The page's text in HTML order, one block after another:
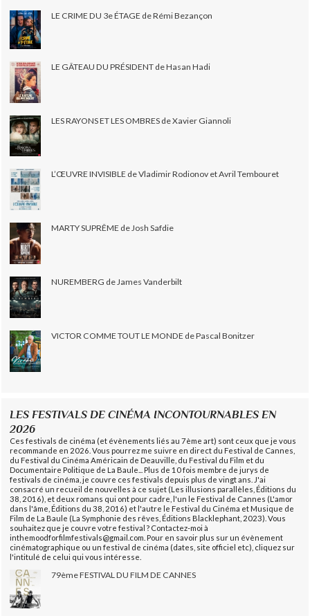
LE CRIME DU 3e ÉTAGE de Rémi Bezançon
LE GÂTEAU DU PRÉSIDENT de Hasan Hadi
LES RAYONS ET LES OMBRES de Xavier Giannoli
L’ŒUVRE INVISIBLE de Vladimir Rodionov et Avril Tembouret
MARTY SUPRÊME de Josh Safdie
NUREMBERG de James Vanderbilt
VICTOR COMME TOUT LE MONDE de Pascal Bonitzer
LES FESTIVALS DE CINÉMA INCONTOURNABLES EN
2026
Ces festivals de cinéma (et évènements liés au 7ème art) sont ceux que je vous
recommande en 2026. Vous pourrez me suivre en direct du Festival de Cannes,
du Festival du Cinéma Américain de Deauville, du Festival du Film et du
Documentaire Politique de La Baule... Plus de 10 fois membre de jurys de
festivals de cinéma, je couvre ces festivals depuis plus de vingt ans. J'ai
consacré un recueil de nouvelles à ce sujet (Les illusions parallèles, Éditions du
38, 2016), et deux romans qui ont pour cadre, l'un le Festival de Cannes (L'amor
dans l'âme, Éditions du 38, 2016) et l'autre le Festival du Cinéma et Musique de
Film de La Baule (La Symphonie des rêves, Éditions Blacklephant, 2023). Vous
souhaitez que je couvre votre festival ? Contactez-moi à
inthemoodforfilmfestivals@gmail.com. Pour en savoir plus sur un évènement
cinématographique ou un festival de cinéma (dates, site officiel etc), cliquez sur
l'intitulé de celui qui vous intéresse.
79ème FESTIVAL DU FILM DE CANNES